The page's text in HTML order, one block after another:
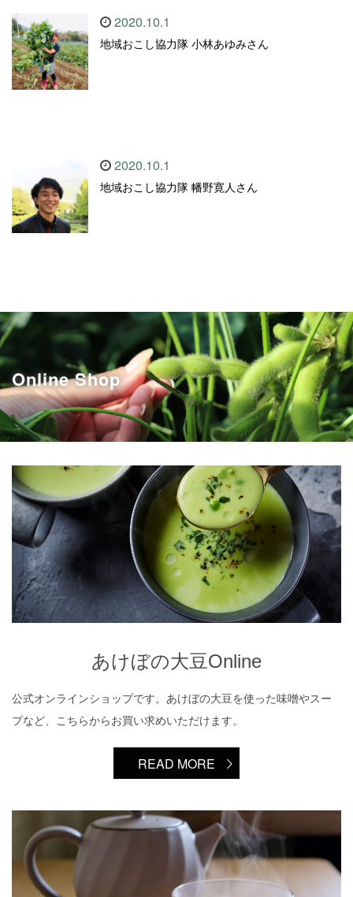
2020.10.1
地域おこし協力隊 小林あゆみさん
2020.10.1
地域おこし協力隊 幡野寛人さん
Online Shop
あけぼの大豆Online
あけぼの大豆Online
公式オンラインショップです。あけぼの大豆を使った味噌やスー
プなど、こちらからお買い求めいただけます。
READ MORE
roastery SOYCOTEA DAYS